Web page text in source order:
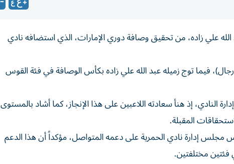
علي زاده، من تحقيق وصافة دوري الإمارات، الذي استضافه نادي
فيما توج زميله عبد الله علي زاده بكأس الوصافة في فئة القوس
إذ هنأ سعادته اللاعبين على هذا الإنجاز، كما أشاد بالمستوى
المقبلة.
إدارة نادي الحمرية على دعمه المتواصل، مؤكداً أن هذا الدعم
مختلفتين.